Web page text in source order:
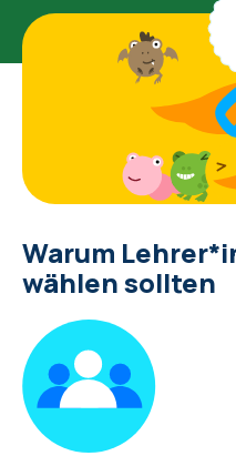
Warum
wählen sollten